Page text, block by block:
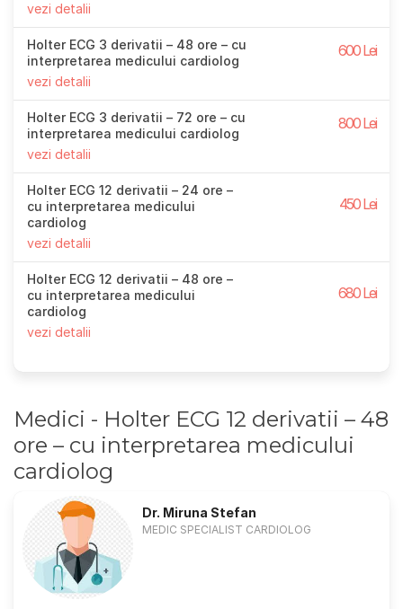
vezi detalii
Holter ECG 3 derivatii – 48 ore – cu
interpretarea medicului cardiolog
600 Lei
vezi detalii
Holter ECG 3 derivatii – 72 ore – cu
interpretarea medicului cardiolog
800 Lei
vezi detalii
Holter ECG 12 derivatii – 24 ore –
cu interpretarea medicului
cardiolog
450 Lei
vezi detalii
Holter ECG 12 derivatii – 48 ore –
cu interpretarea medicului
cardiolog
680 Lei
vezi detalii
Medici - Holter ECG 12 derivatii – 48
ore – cu interpretarea medicului
cardiolog
Dr. Miruna Stefan
MEDIC SPECIALIST CARDIOLOG